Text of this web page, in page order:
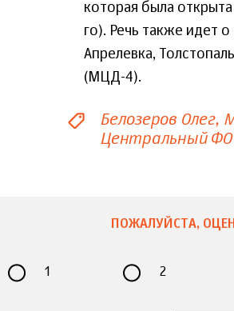
которая была
го). Речь также идет
Апрелевка,
(МЦД-4).
Белозеров Олег
Центральный ФО
ПОЖАЛУЙСТА,
1 2